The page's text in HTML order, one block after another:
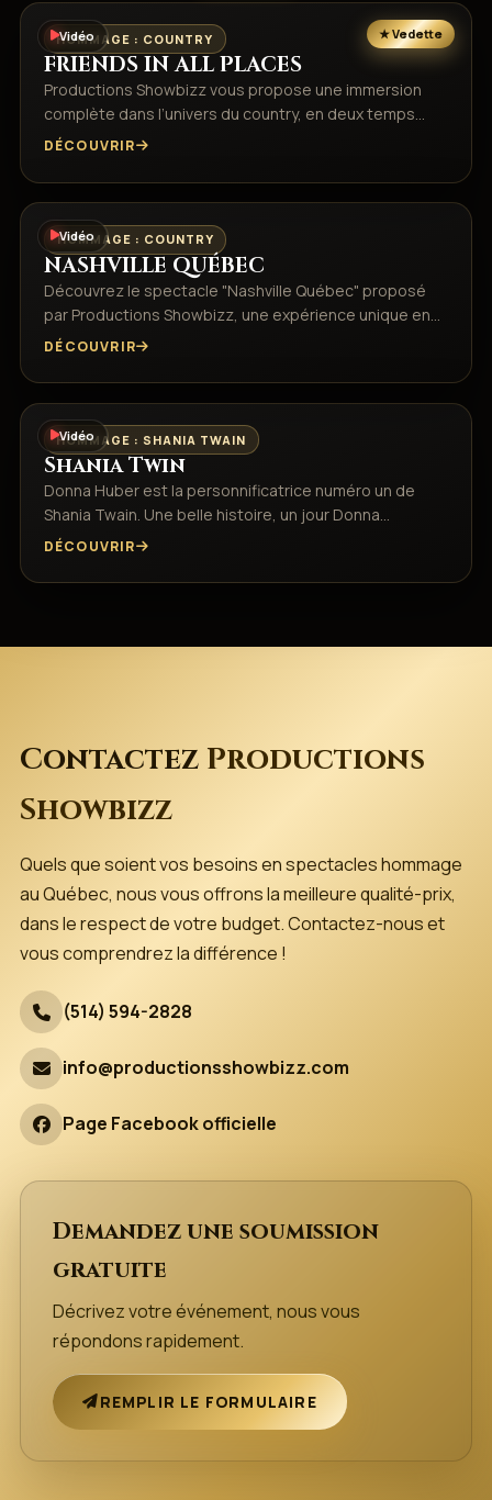
Vidéo
HOMMAGE : COUNTRY
FRIENDS IN ALL PLACES
Productions Showbizz vous propose une immersion
complète dans l’univers du country, en deux temps…
DÉCOUVRIR
Vidéo
HOMMAGE : COUNTRY
NASHVILLE QUÉBEC
Découvrez le spectacle "Nashville Québec" proposé
par Productions Showbizz, une expérience unique en…
DÉCOUVRIR
Vidéo
HOMMAGE : SHANIA TWAIN
Shania Twin
Donna Huber est la personnificatrice numéro un de
Shania Twain. Une belle histoire, un jour Donna…
DÉCOUVRIR
Contactez Productions
Showbizz
Quels que soient vos besoins en spectacles hommage
au Québec, nous vous offrons la meilleure qualité-prix,
dans le respect de votre budget. Contactez-nous et
vous comprendrez la différence !
(514) 594-2828
info@productionsshowbizz.com
Page Facebook officielle
Demandez une soumission
gratuite
Décrivez votre événement, nous vous
répondons rapidement.
REMPLIR LE FORMULAIRE